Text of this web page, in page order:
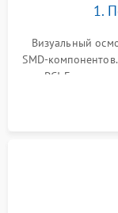
Механические
1.
Визуальный
SMD-
PCI-E и
короткое